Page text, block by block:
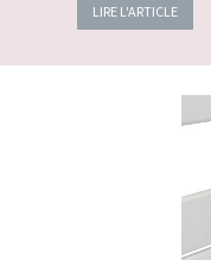
LIRE L'ARTICLE